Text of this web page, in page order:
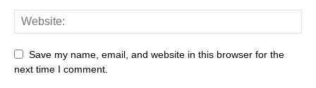
Save my name, email, and website in this browser for the
next time I comment.